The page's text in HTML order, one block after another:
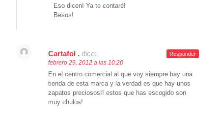
Eso dicen! Ya te contaré!
Besos!
Cartafol . dice:
febrero 29, 2012 a las 10:20
En el centro comercial al que voy siempre hay una
tienda de esta marca y la verdad es que hay unos
zapatos preciosos!! estos que has escogido son
muy chulos!
Responder